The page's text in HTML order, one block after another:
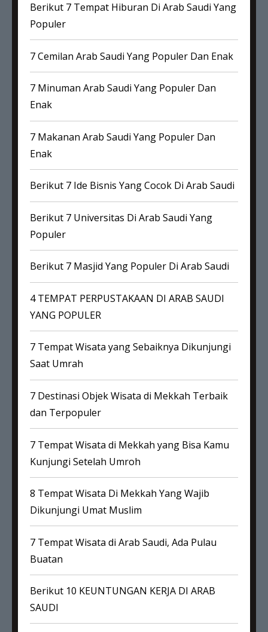
Berikut 7 Tempat Hiburan Di Arab Saudi Yang
Populer
7 Cemilan Arab Saudi Yang Populer Dan Enak
7 Minuman Arab Saudi Yang Populer Dan
Enak
7 Makanan Arab Saudi Yang Populer Dan
Enak
Berikut 7 Ide Bisnis Yang Cocok Di Arab Saudi
Berikut 7 Universitas Di Arab Saudi Yang
Populer
Berikut 7 Masjid Yang Populer Di Arab Saudi
4 TEMPAT PERPUSTAKAAN DI ARAB SAUDI
YANG POPULER
7 Tempat Wisata yang Sebaiknya Dikunjungi
Saat Umrah
7 Destinasi Objek Wisata di Mekkah Terbaik
dan Terpopuler
7 Tempat Wisata di Mekkah yang Bisa Kamu
Kunjungi Setelah Umroh
8 Tempat Wisata Di Mekkah Yang Wajib
Dikunjungi Umat Muslim
7 Tempat Wisata di Arab Saudi, Ada Pulau
Buatan
Berikut 10 KEUNTUNGAN KERJA DI ARAB
SAUDI